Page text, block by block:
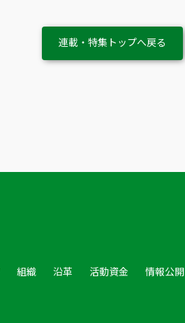
連載・特集トップへ戻る
組織 沿革 活動資金 情報公開